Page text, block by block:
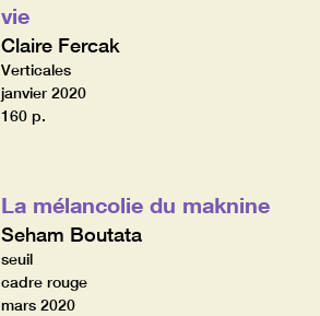
vie
Claire Fercak
Verticales
janvier 2020
160 p.
La mélancolie du maknine
Seham Boutata
seuil
cadre rouge
mars 2020